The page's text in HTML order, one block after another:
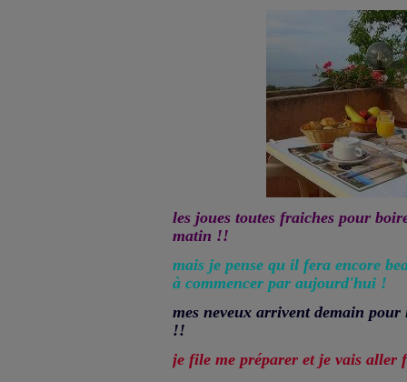
les joues toutes fraiches pour
matin !!
mais je pense qu il fera encore
à commencer par aujourd'hui !
mes neveux arrivent demain
!!
je file me préparer et je vais aller